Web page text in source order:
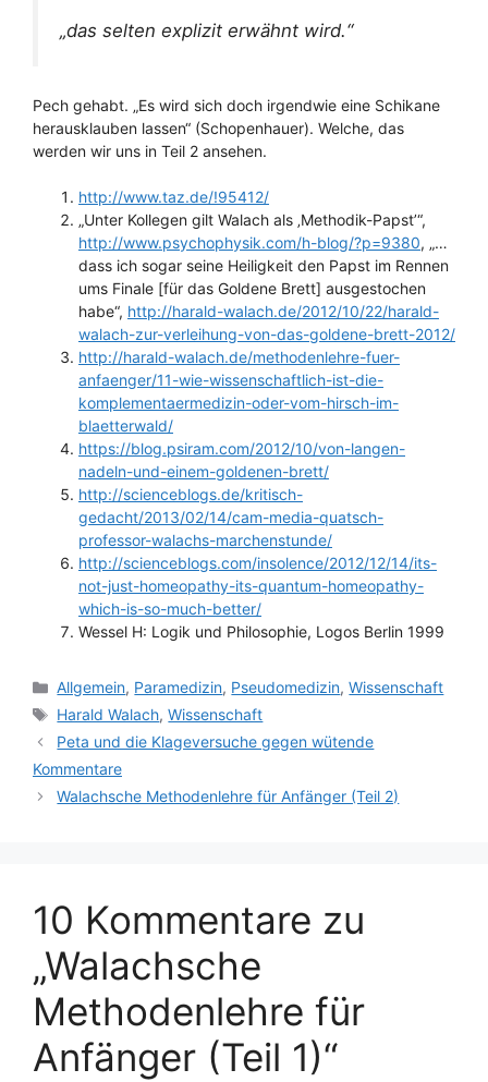
„das selten explizit erwähnt wird.“
Pech gehabt. „Es wird sich doch irgendwie eine Schikane
herausklauben lassen“ (Schopenhauer). Welche, das
werden wir uns in Teil 2 ansehen.
http://www.taz.de/!95412/
„Unter Kollegen gilt Walach als ‚Methodik-Papst’“,
http://www.psychophysik.com/h-blog/?p=9380, „…
dass ich sogar seine Heiligkeit den Papst im Rennen
ums Finale [für das Goldene Brett] ausgestochen
habe“, http://harald-walach.de/2012/10/22/harald-
walach-zur-verleihung-von-das-goldene-brett-2012/
http://harald-walach.de/methodenlehre-fuer-
anfaenger/11-wie-wissenschaftlich-ist-die-
komplementaermedizin-oder-vom-hirsch-im-
blaetterwald/
https://blog.psiram.com/2012/10/von-langen-
nadeln-und-einem-goldenen-brett/
http://scienceblogs.de/kritisch-
gedacht/2013/02/14/cam-media-quatsch-
professor-walachs-marchenstunde/
http://scienceblogs.com/insolence/2012/12/14/its-
not-just-homeopathy-its-quantum-homeopathy-
which-is-so-much-better/
Wessel H: Logik und Philosophie, Logos Berlin 1999
Kategorien
Allgemein, Paramedizin, Pseudomedizin,Wissenschaft
Schlagwörter
Harald Walach,Wissenschaft
Peta und die Klageversuche gegen wütende
Kommentare
Walachsche Methodenlehre für Anfänger (Teil 2)
10 Kommentare zu
„Walachsche
Methodenlehre für
Anfänger (Teil 1)“